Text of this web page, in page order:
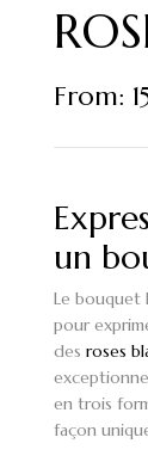
From:
un
Le bouquet
pour
desroses
en trois
façon